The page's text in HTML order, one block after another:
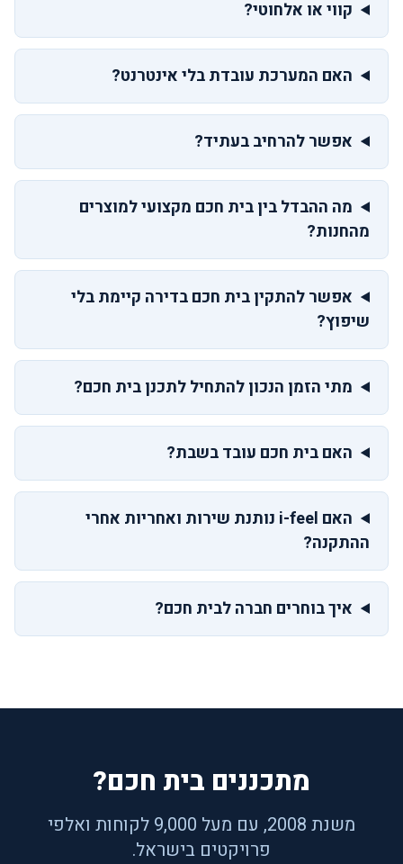
קווי או אלחוטי?
האם המערכת עובדת בלי אינטרנט?
אפשר להרחיב בעתיד?
מה ההבדל בין בית חכם מקצועי למוצרים
מהחנות?
אפשר להתקין בית חכם בדירה קיימת בלי
שיפוץ?
מתי הזמן הנכון להתחיל לתכנן בית חכם?
האם בית חכם עובד בשבת?
האם i-feel נותנת שירות ואחריות אחרי
ההתקנה?
איך בוחרים חברה לבית חכם?
מתכננים בית חכם?
משנת 2008, עם מעל 9,000 לקוחות ואלפי
פרויקטים בישראל.